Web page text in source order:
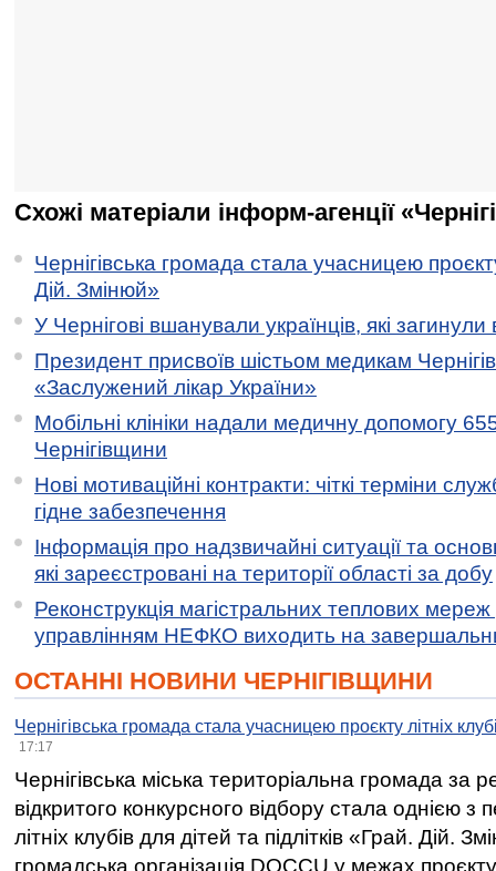
Схожі матеріали інформ-агенції
Чернігівська громада стала учасницею
Дій. Змінюй»
У Чернігові вшанували українців, які загинули
Президент присвоїв шістьом медикам
«Заслужений лікар України»
Мобільні клініки надали медичну допомогу
Чернігівщини
Нові мотиваційні контракти: чіткі терміни
гідне забезпечення
Інформація про надзвичайні ситуації та
які зареєстровані на території області за добу
Реконструкція магістральних теплових мереж
управлінням НЕФКО виходить на
ОСТАННІ НОВИНИ ЧЕРНІГІВЩИНИ
Чернігівська громада стала учасницею проєкту літніх
17:17
Чернігівська міська територіальна громада за
відкритого конкурсного відбору стала однією
літніх клубів для дітей та підлітків «Грай. Дій.
громадська організація DOCCU у межах